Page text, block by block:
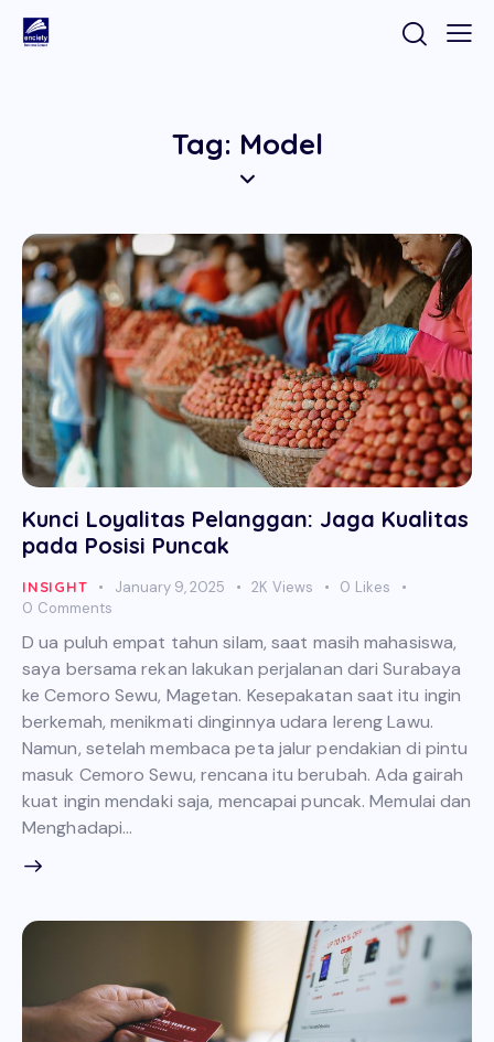
Tag: Model
Kunci Loyalitas Pelanggan: Jaga Kualitas
pada Posisi Puncak
INSIGHT January 9, 2025 2K Views 0 Likes
0 Comments
D ua puluh empat tahun silam, saat masih mahasiswa,
saya bersama rekan lakukan perjalanan dari Surabaya
ke Cemoro Sewu, Magetan. Kesepakatan saat itu ingin
berkemah, menikmati dinginnya udara lereng Lawu.
Namun, setelah membaca peta jalur pendakian di pintu
masuk Cemoro Sewu, rencana itu berubah. Ada gairah
kuat ingin mendaki saja, mencapai puncak. Memulai dan
Menghadapi…